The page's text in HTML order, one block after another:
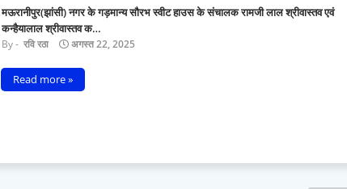
मऊरानीपुर(झांसी) नगर के गड़मान्य सौरभ स्वीट हाउस के संचालक रामजी लाल श्रीवास्तव एवं
कन्हैयालाल श्रीवास्तव क…
रवि रठा अगस्त 22, 2025
Read more »